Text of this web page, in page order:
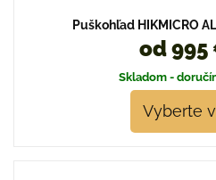
Puškohľad HIKMICRO
od 995
Skladom -
Vyberte